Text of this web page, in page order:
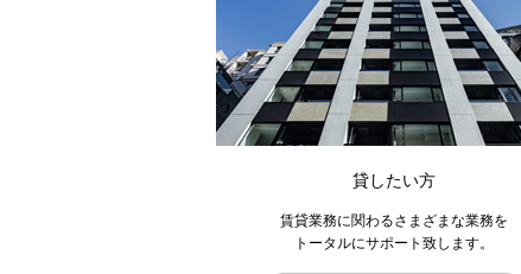
貸したい方
賃貸業務に関わるさまざまな業務を
トータルにサポート致します。